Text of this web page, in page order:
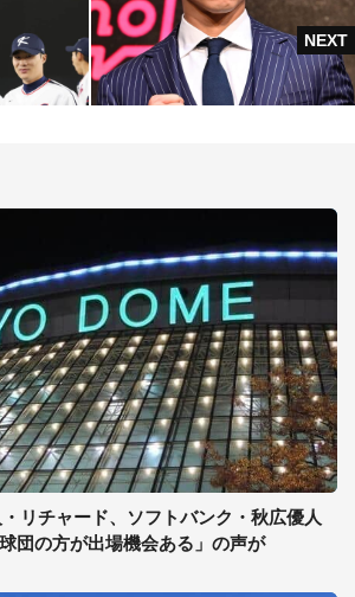
リチャード、ソフトバンク・秋広優人
団の方が出場機会ある」の声が